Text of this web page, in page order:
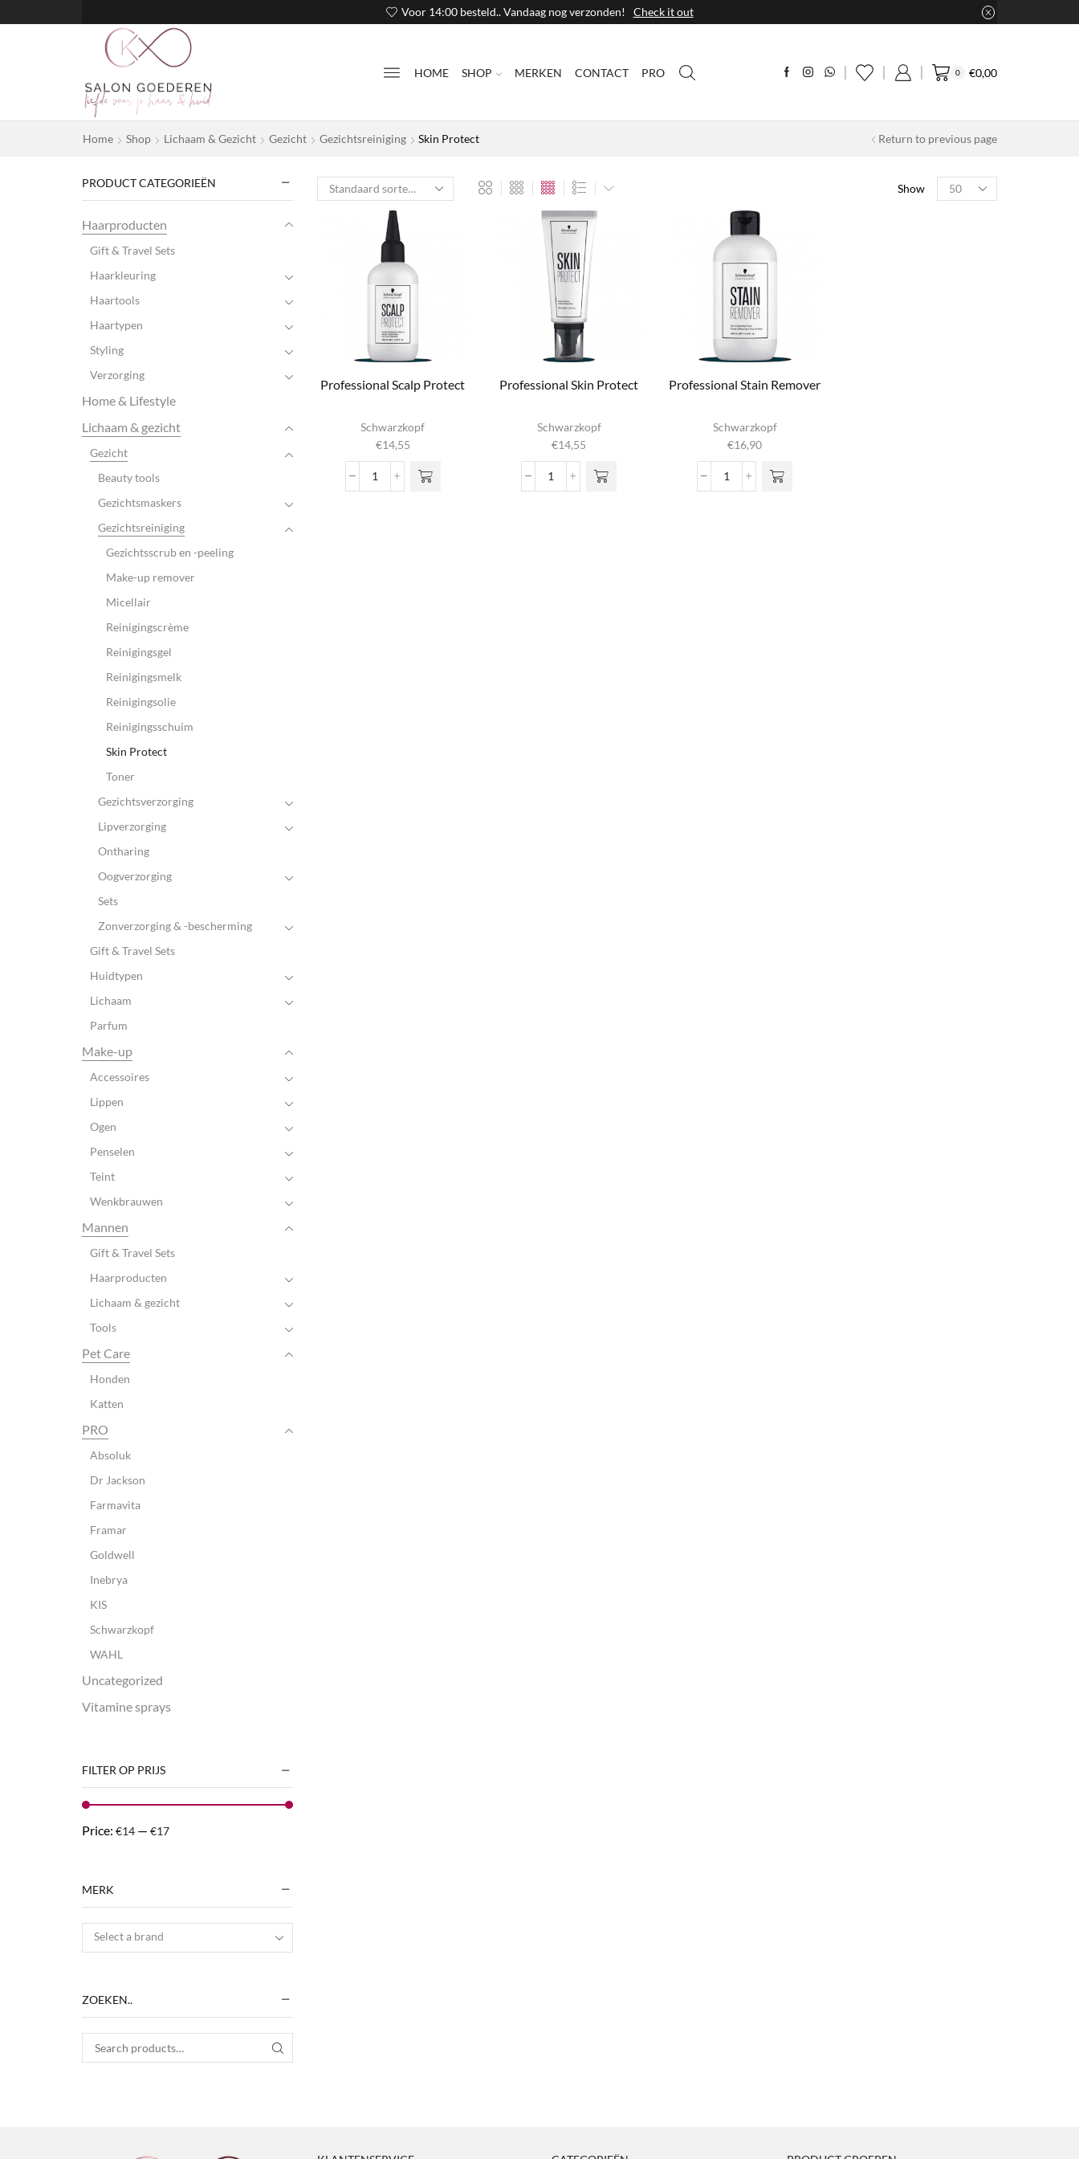
Voor 14:00 besteld.. Vandaag nog verzonden! Check it out
HOME SHOP MERKEN CONTACT PRO 0 €0,00
Home Shop Lichaam & Gezicht Gezicht Gezichtsreiniging Skin Protect Return to previous page
Show
Products
per
Professional Scalp Protect
Schwarzkopf
€14,55
Professional
Professional Skin Protect
Schwarzkopf
€14,55
Professional
Professional Stain Remover
Schwarzkopf
€16,90
Professional
PRODUCT CATEGORIEËN
Haarproducten
Gift & Travel Sets
Haarkleuring
Haartools
Haartypen
Styling
Verzorging
Home & Lifestyle
Lichaam & gezicht
Gezicht
Beauty tools
Gezichtsmaskers
Gezichtsreiniging
Gezichtsscrub en -peeling
Make-up remover
Micellair
Reinigingscrème
Reinigingsgel
Reinigingsmelk
Reinigingsolie
Reinigingsschuim
Skin Protect
Toner
Gezichtsverzorging
Lipverzorging
Ontharing
Oogverzorging
Sets
Zonverzorging & -bescherming
Gift & Travel Sets
Huidtypen
Lichaam
Parfum
Make-up
Accessoires
Lippen
Ogen
Penselen
Teint
Wenkbrauwen
Mannen
Gift & Travel Sets
Haarproducten
Lichaam & gezicht
Tools
Pet Care
Honden
Katten
PRO
Absoluk
Dr Jackson
Farmavita
Framar
Goldwell
Inebrya
KIS
Schwarzkopf
WAHL
Uncategorized
Vitamine sprays
FILTER OP PRIJS
Price: €14 — €17
MERK
Select a brand
ZOEKEN..
Search for: SEARCH